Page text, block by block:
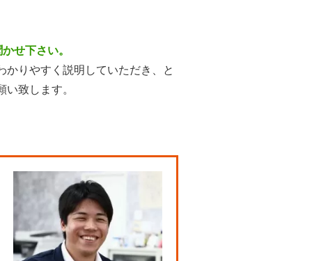
せ下さい。
りやすく説明していただき、と
致します。